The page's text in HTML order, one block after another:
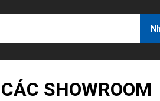
SHOWROOM